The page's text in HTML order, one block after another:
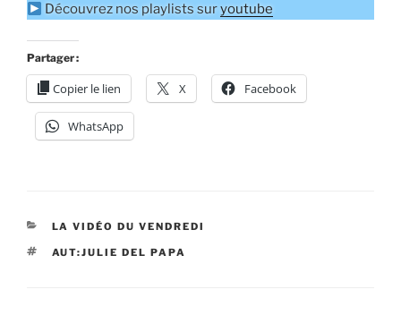
Découvrez nos playlists suryoutube
Partager :
Copier le lien X Facebook
WhatsApp
CATÉGORIES
LA VIDÉO DU VENDREDI
ÉTIQUETTES
AUT:JULIE DEL PAPA